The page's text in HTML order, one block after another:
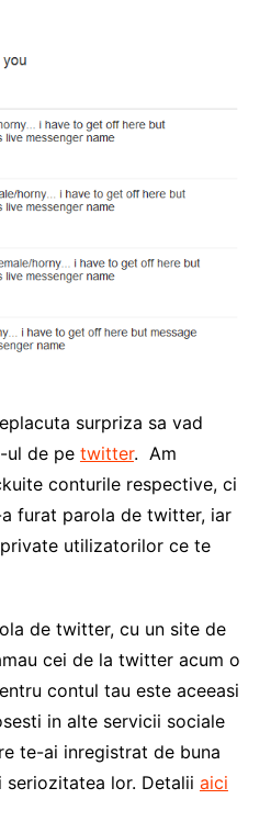
surpriza sa vad
ul de pe twitter. Am
conturile respective, ci
furat parola de twitter, iar
utilizatorilor ce te
de twitter, cu un site de
cei de la twitter acum o
contul tau este aceeasi
in alte servicii sociale
te-ai inregistrat de buna
lor. Detalii aici